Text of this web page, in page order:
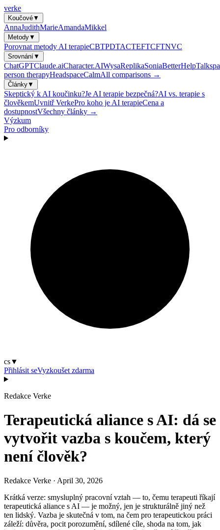
verke
Koučové▼
AnnaJudithMarieAmandaMikkel
Metody▼
Porovnat metody AI terapieCBTPDTACTEFTCFTNVC
Srovnání▼
ChatGPTClaude.aiCharacter.AIWysaReplikaSoniaBetterHelp
person therapyHeadspaceCalmAll comparisons →
Články▼
Skeptický k AI koučinku?Je AI terapie bezpečná?AI vs. terapie s
člověkemUvnitř VerkePro koho je AI terapieCena a
dostupnostVšechny články →
Výzkum
Pro odborníky
cs▼
Přihlásit seVyzkoušet zdarma
Redakce Verke
Terapeutická aliance s AI: dá se
vytvořit vazba s koučem, který
není člověk?
Redakce Verke · April 30, 2026
Krátká verze: smysluplný pracovní vztah — to, čemu terapeuti říkají
terapeutická aliance s AI — je možný, jen je strukturálně jiný než
ten lidský. Vazba je skutečná v tom, na čem pro terapeutickou práci
záleží: důvěra, pocit porozumění, sdílené cíle, shoda na tom, jak